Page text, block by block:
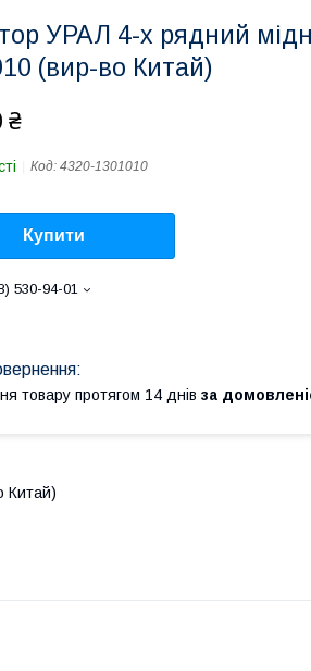
УРАЛ 4-х рядний
(вир-во Китай)
₴
Код: 4320-1301010
Купити
530-94-01
товару протягом 14 днів за
Китай)